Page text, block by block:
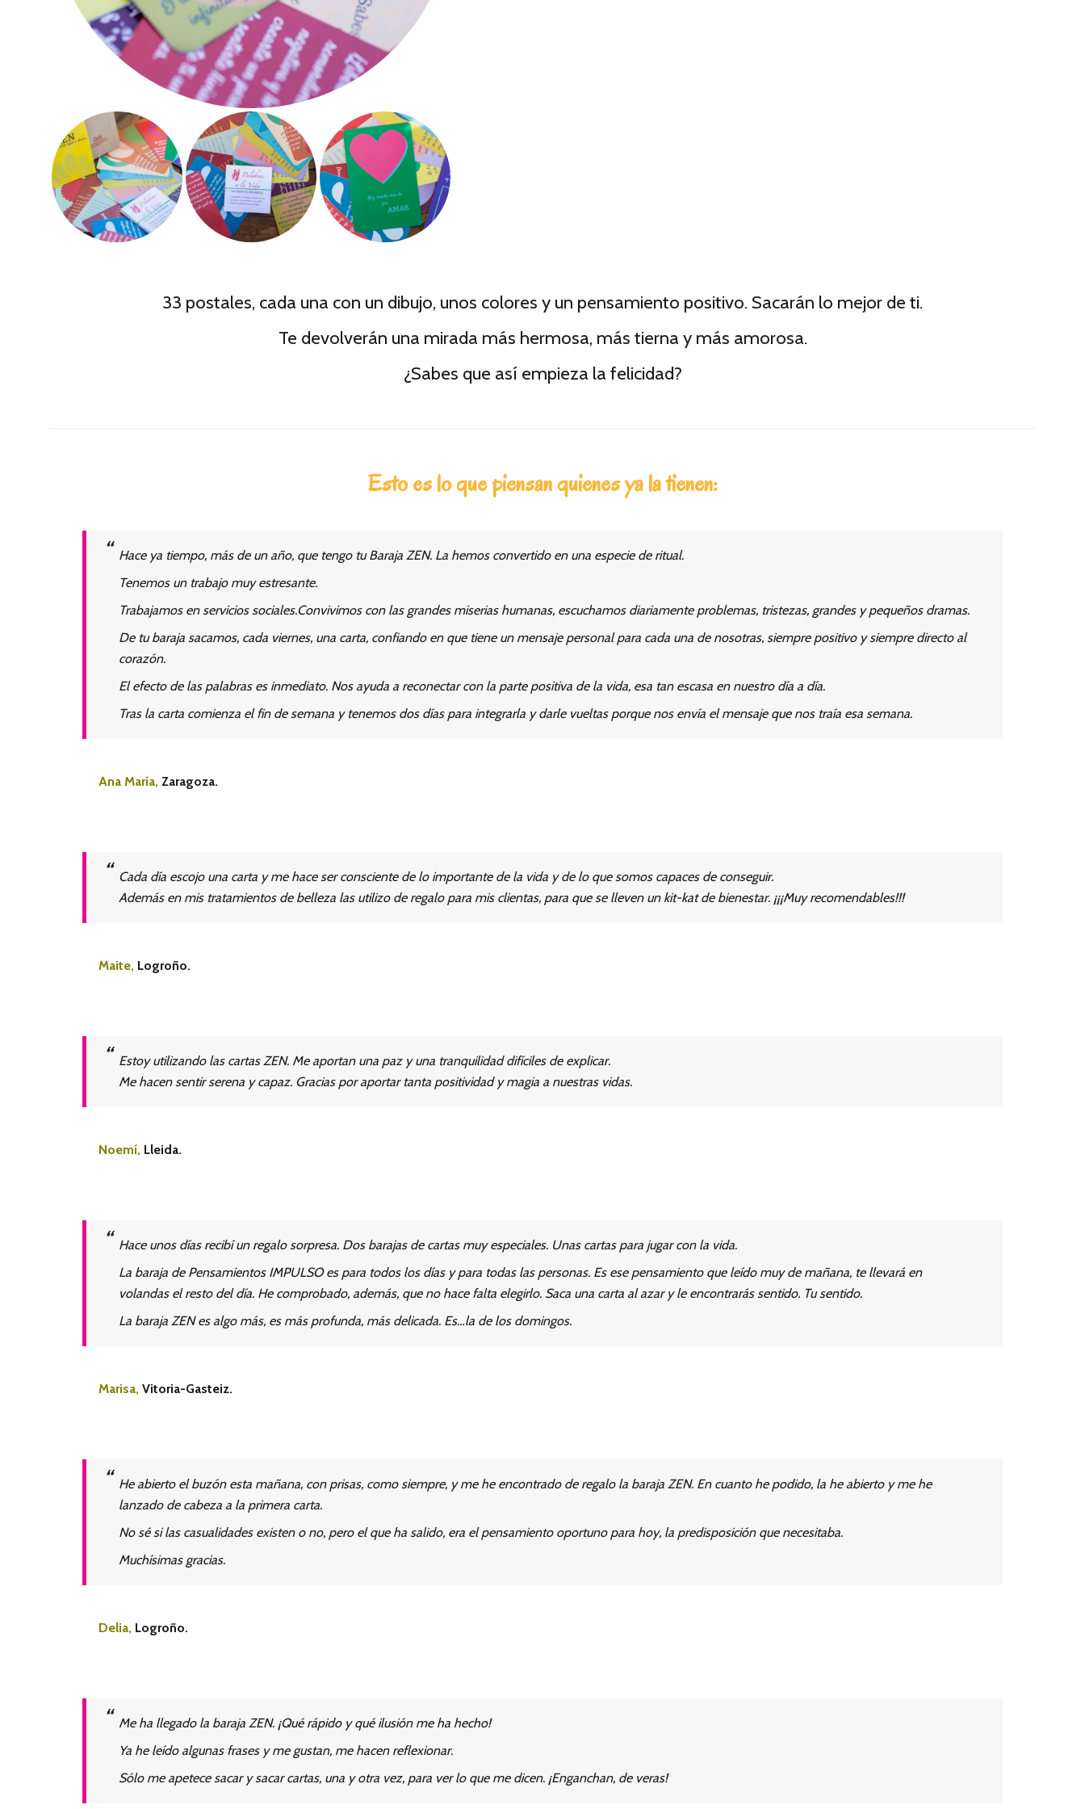
33 postales, cada una con un dibujo, unos colores y un pensamiento positivo. Sacarán lo mejor de ti.
Te devolverán una mirada más hermosa, más tierna y más amorosa.
¿Sabes que así empieza la felicidad?
Esto es lo que piensan quienes ya la tienen:
Hace ya tiempo, más de un año, que tengo tu Baraja ZEN. La hemos convertido en una especie de ritual.
Tenemos un trabajo muy estresante.
Trabajamos en servicios sociales.Convivimos con las grandes miserias humanas, escuchamos diariamente problemas, tristezas, grandes y pequeños dramas.
De tu baraja sacamos, cada viernes, una carta, confiando en que tiene un mensaje personal para cada una de nosotras, siempre positivo y siempre directo al
corazón.
El efecto de las palabras es inmediato. Nos ayuda a reconectar con la parte positiva de la vida, esa tan escasa en nuestro día a día.
Tras la carta comienza el fin de semana y tenemos dos días para integrarla y darle vueltas porque nos envía el mensaje que nos traía esa semana.
Ana María, Zaragoza.
Cada día escojo una carta y me hace ser consciente de lo importante de la vida y de lo que somos capaces de conseguir.
Además en mis tratamientos de belleza las utilizo de regalo para mis clientas, para que se lleven un kit-kat de bienestar. ¡¡¡Muy recomendables!!!
Maite, Logroño.
Estoy utilizando las cartas ZEN. Me aportan una paz y una tranquilidad difíciles de explicar.
Me hacen sentir serena y capaz. Gracias por aportar tanta positividad y magia a nuestras vidas.
Noemí, Lleida.
Hace unos días recibí un regalo sorpresa. Dos barajas de cartas muy especiales. Unas cartas para jugar con la vida.
La baraja de Pensamientos IMPULSO es para todos los días y para todas las personas. Es ese pensamiento que leído muy de mañana, te llevará en
volandas el resto del día. He comprobado, además, que no hace falta elegirlo. Saca una carta al azar y le encontrarás sentido. Tu sentido.
La baraja ZEN es algo más, es más profunda, más delicada. Es…la de los domingos.
Marisa, Vitoria-Gasteiz.
He abierto el buzón esta mañana, con prisas, como siempre, y me he encontrado de regalo la baraja ZEN. En cuanto he podido, la he abierto y me he
lanzado de cabeza a la primera carta.
No sé si las casualidades existen o no, pero el que ha salido, era el pensamiento oportuno para hoy, la predisposición que necesitaba.
Muchísimas gracias.
Delia, Logroño.
Me ha llegado la baraja ZEN. ¡Qué rápido y qué ilusión me ha hecho!
Ya he leído algunas frases y me gustan, me hacen reflexionar.
Sólo me apetece sacar y sacar cartas, una y otra vez, para ver lo que me dicen. ¡Enganchan, de veras!